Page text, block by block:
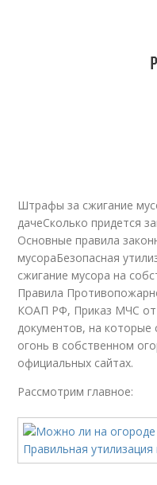
Штрафы за сжигание
дачеСколько придется
Основные правила
мусораБезопасная
сжигание мусора на
Правила
КОАП РФ, Приказ МЧС от
документов, на которые
огонь в собственном
официальных сайтах.
Рассмотрим главное: